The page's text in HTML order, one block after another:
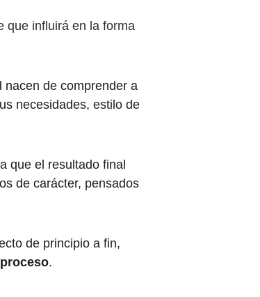
que influirá en la forma
nacen de comprender a
necesidades, estilo de
que el resultado final
de carácter, pensados
de principio a fin,
.